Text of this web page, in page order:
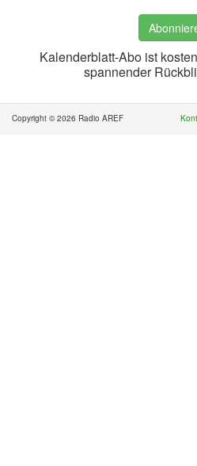
Kalenderblatt-Abo ist
spannender
Copyright © 2026 Radio AREF